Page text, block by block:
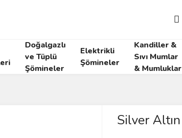
Doğalgazlı
ve Tüplü
Şömineler
Elektrikli
Şömineler
Kandiller &
Sıvı Mumlar
& Mumluklar
Silver Altın